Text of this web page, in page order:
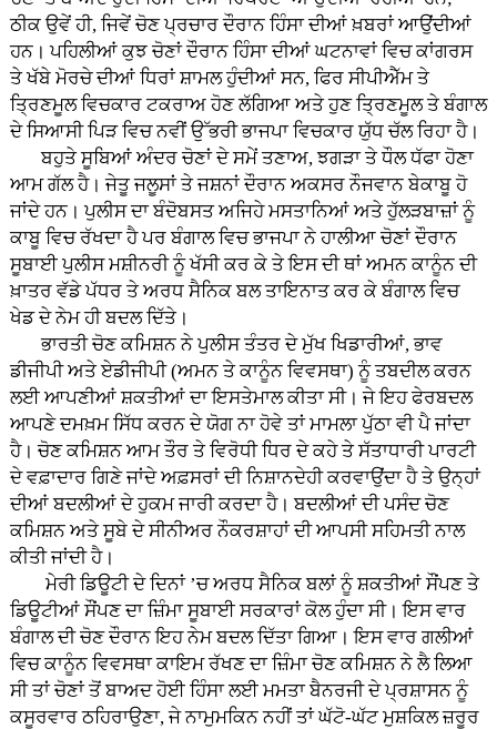
ਠੀਕ ਉਵੇਂ ਹੀ, ਜਿਵੇਂ ਚੋਣ ਪ੍ਰਚਾਰ ਦੌਰਾਨ ਹਿੰਸਾ ਦੀਆਂ ਖ਼ਬਰਾਂ ਆਉਂਦੀਆਂ
ਹਨ। ਪਹਿਲੀਆਂ ਕੁਝ ਚੋਣਾਂ ਦੌਰਾਨ ਹਿੰਸਾ ਦੀਆਂ ਘਟਨਾਵਾਂ ਵਿਚ ਕਾਂਗਰਸ
ਤੇ ਖੱਬੇ ਮੋਰਚੇ ਦੀਆਂ ਧਿਰਾਂ ਸ਼ਾਮਲ ਹੁੰਦੀਆਂ ਸਨ, ਫਿਰ ਸੀਪੀਐੱਮ ਤੇ
ਤ੍ਰਿਣਮੂਲ ਵਿਚਕਾਰ ਟਕਰਾਅ ਹੋਣ ਲੱਗਿਆ ਅਤੇ ਹੁਣ ਤ੍ਰਿਣਮੂਲ ਤੇ ਬੰਗਾਲ
ਦੇ ਸਿਆਸੀ ਪਿੜ ਵਿਚ ਨਵੀਂ ਉੱਭਰੀ ਭਾਜਪਾ ਵਿਚਕਾਰ ਯੁੱਧ ਚੱਲ ਰਿਹਾ ਹੈ।
ਬਹੁਤੇ ਸੂਬਿਆਂ ਅੰਦਰ ਚੋਣਾਂ ਦੇ ਸਮੇਂ ਤਣਾਅ, ਝਗੜਾ ਤੇ ਧੌਲ ਧੱਫਾ ਹੋਣਾ
ਆਮ ਗੱਲ ਹੈ। ਜੇਤੂ ਜਲੂਸਾਂ ਤੇ ਜਸ਼ਨਾਂ ਦੌਰਾਨ ਅਕਸਰ ਨੌਜਵਾਨ ਬੇਕਾਬੂ ਹੋ
ਜਾਂਦੇ ਹਨ। ਪੁਲੀਸ ਦਾ ਬੰਦੋਬਸਤ ਅਜਿਹੇ ਮਸਤਾਨਿਆਂ ਅਤੇ ਹੁੱਲੜਬਾਜ਼ਾਂ ਨੂੰ
ਕਾਬੂ ਵਿਚ ਰੱਖਦਾ ਹੈ ਪਰ ਬੰਗਾਲ ਵਿਚ ਭਾਜਪਾ ਨੇ ਹਾਲੀਆ ਚੋਣਾਂ ਦੌਰਾਨ
ਸੂਬਾਈ ਪੁਲੀਸ ਮਸ਼ੀਨਰੀ ਨੂੰ ਖੱਸੀ ਕਰ ਕੇ ਤੇ ਇਸ ਦੀ ਥਾਂ ਅਮਨ ਕਾਨੂੰਨ ਦੀ
ਖ਼ਾਤਰ ਵੱਡੇ ਪੱਧਰ ਤੇ ਅਰਧ ਸੈਨਿਕ ਬਲ ਤਾਇਨਾਤ ਕਰ ਕੇ ਬੰਗਾਲ ਵਿਚ
ਖੇਡ ਦੇ ਨੇਮ ਹੀ ਬਦਲ ਦਿੱਤੇ।
ਭਾਰਤੀ ਚੋਣ ਕਮਿਸ਼ਨ ਨੇ ਪੁਲੀਸ ਤੰਤਰ ਦੇ ਮੁੱਖ ਖਿਡਾਰੀਆਂ, ਭਾਵ
ਡੀਜੀਪੀ ਅਤੇ ਏਡੀਜੀਪੀ (ਅਮਨ ਤੇ ਕਾਨੂੰਨ ਵਿਵਸਥਾ) ਨੂੰ ਤਬਦੀਲ ਕਰਨ
ਲਈ ਆਪਣੀਆਂ ਸ਼ਕਤੀਆਂ ਦਾ ਇਸਤੇਮਾਲ ਕੀਤਾ ਸੀ। ਜੇ ਇਹ ਫੇਰਬਦਲ
ਆਪਣੇ ਦਮਖ਼ਮ ਸਿੱਧ ਕਰਨ ਦੇ ਯੋਗ ਨਾ ਹੋਵੇ ਤਾਂ ਮਾਮਲਾ ਪੁੱਠਾ ਵੀ ਪੈ ਜਾਂਦਾ
ਹੈ। ਚੋਣ ਕਮਿਸ਼ਨ ਆਮ ਤੌਰ ਤੇ ਵਿਰੋਧੀ ਧਿਰ ਦੇ ਕਹੇ ਤੇ ਸੱਤਾਧਾਰੀ ਪਾਰਟੀ
ਦੇ ਵਫ਼ਾਦਾਰ ਗਿਣੇ ਜਾਂਦੇ ਅਫ਼ਸਰਾਂ ਦੀ ਨਿਸ਼ਾਨਦੇਹੀ ਕਰਵਾਉਂਦਾ ਹੈ ਤੇ ਉਨ੍ਹਾਂ
ਦੀਆਂ ਬਦਲੀਆਂ ਦੇ ਹੁਕਮ ਜਾਰੀ ਕਰਦਾ ਹੈ। ਬਦਲੀਆਂ ਦੀ ਪਸੰਦ ਚੋਣ
ਕਮਿਸ਼ਨ ਅਤੇ ਸੂਬੇ ਦੇ ਸੀਨੀਅਰ ਨੌਕਰਸ਼ਾਹਾਂ ਦੀ ਆਪਸੀ ਸਹਿਮਤੀ ਨਾਲ
ਕੀਤੀ ਜਾਂਦੀ ਹੈ।
ਮੇਰੀ ਡਿਊਟੀ ਦੇ ਦਿਨਾਂ ’ਚ ਅਰਧ ਸੈਨਿਕ ਬਲਾਂ ਨੂੰ ਸ਼ਕਤੀਆਂ ਸੌਂਪਣ ਤੇ
ਡਿਊਟੀਆਂ ਸੌਂਪਣ ਦਾ ਜ਼ਿੰਮਾ ਸੂਬਾਈ ਸਰਕਾਰਾਂ ਕੋਲ ਹੁੰਦਾ ਸੀ। ਇਸ ਵਾਰ
ਬੰਗਾਲ ਦੀ ਚੋਣ ਦੌਰਾਨ ਇਹ ਨੇਮ ਬਦਲ ਦਿੱਤਾ ਗਿਆ। ਇਸ ਵਾਰ ਗਲੀਆਂ
ਵਿਚ ਕਾਨੂੰਨ ਵਿਵਸਥਾ ਕਾਇਮ ਰੱਖਣ ਦਾ ਜ਼ਿੰਮਾ ਚੋਣ ਕਮਿਸ਼ਨ ਨੇ ਲੈ ਲਿਆ
ਸੀ ਤਾਂ ਚੋਣਾਂ ਤੋਂ ਬਾਅਦ ਹੋਈ ਹਿੰਸਾ ਲਈ ਮਮਤਾ ਬੈਨਰਜੀ ਦੇ ਪ੍ਰਸ਼ਾਸਨ ਨੂੰ
ਕਸੂਰਵਾਰ ਠਹਿਰਾਉਣਾ, ਜੇ ਨਾਮੁਮਕਿਨ ਨਹੀਂ ਤਾਂ ਘੱਟੋ-ਘੱਟ ਮੁਸ਼ਕਿਲ ਜ਼ਰੂਰ